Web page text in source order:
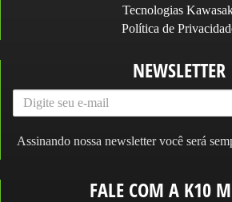
Tecnologias
Política de
NEWSLETTER
Assinando nossa newsletter você será
FALE COM A K10